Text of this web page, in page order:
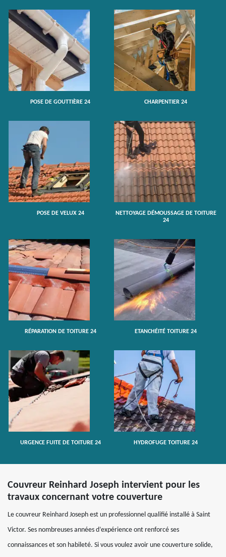
POSE DE GOUTTIÈRE 24 CHARPENTIER 24
POSE DE VELUX 24
NETTOYAGE DÉMOUSSAGE DE TOITURE
24
RÉPARATION DE TOITURE 24 ETANCHÉITÉ TOITURE 24
URGENCE FUITE DE TOITURE 24 HYDROFUGE TOITURE 24
Couvreur Reinhard Joseph intervient pour les
travaux concernant votre couverture
Le couvreur Reinhard Joseph est un professionnel qualifié installé à Saint
Victor. Ses nombreuses années d’expérience ont renforcé ses
connaissances et son habileté. Si vous voulez avoir une couverture solide,